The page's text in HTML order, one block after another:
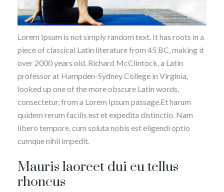
Lorem Ipsum is not simply random text. It has roots in a
piece of classical Latin literature from 45 BC, making it
over 2000 years old. Richard McClintock, a Latin
professor at Hampden-Sydney College in Virginia,
looked up one of the more obscure Latin words,
consectetur, from a Lorem Ipsum passage.Et harum
quidem rerum facilis est et expedita distinctio. Nam
libero tempore, cum soluta nobis est eligendi optio
cumque nihil impedit.
Mauris laoreet dui eu tellus
rhoncus